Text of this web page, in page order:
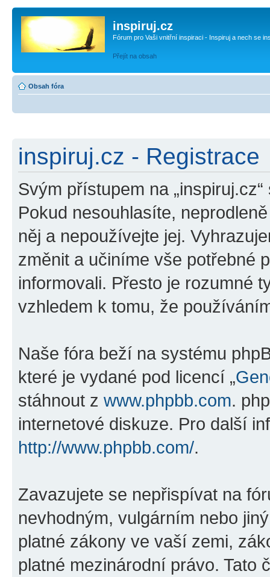
inspiruj.cz
Fórum pro Vaši vnitřní inspiraci - Inspiruj a nech se
Přejít na obsah
Obsah fóra
inspiruj.cz - Registrace
Svým přístupem na
Pokud nesouhlasíte,
něj a nepoužívejte jej.
změnit a učiníme vše potřebné
informovali. Přesto je rozumné
vzhledem k tomu, že
Naše fóra beží na systému
které je vydané pod licencí „
stáhnout z www.phpbb.com.
internetové diskuze. Pro další
http://www.phpbb.com/.
Zavazujete se nepřispívat na
nevhodným, vulgárním nebo
platné zákony ve vaší zemi,
platné mezinárodní právo. Tato